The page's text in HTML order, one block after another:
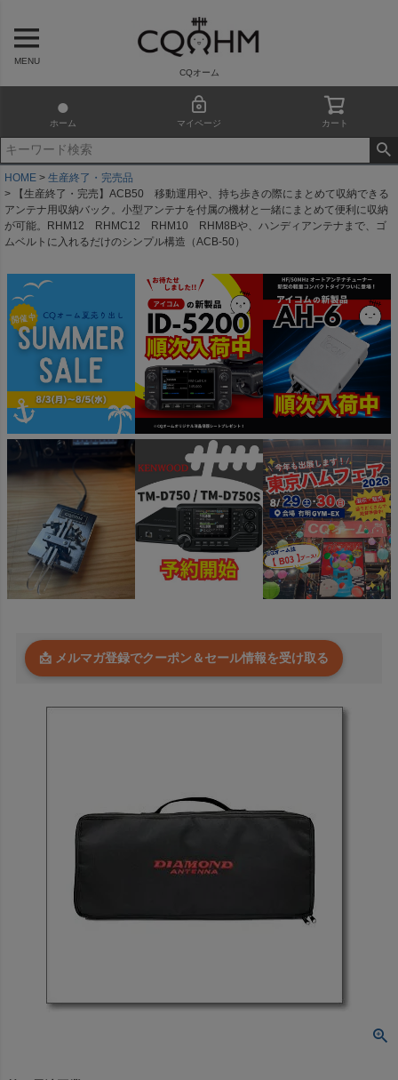
MENU
CQオーム
ホーム マイページ カート
HOME
生産終了・完売品
【生産終了・完売】ACB50 移動運用や、持ち歩きの際にまとめて収納できる
アンテナ用収納バック。小型アンテナを付属の機材と一緒にまとめて便利に収納
が可能。RHM12 RHMC12 RHM10 RHM8Bや、ハンディアンテナまで、ゴ
ムベルトに入れるだけのシンプル構造（ACB-50）
📩 メルマガ登録でクーポン＆セール情報を受け取る